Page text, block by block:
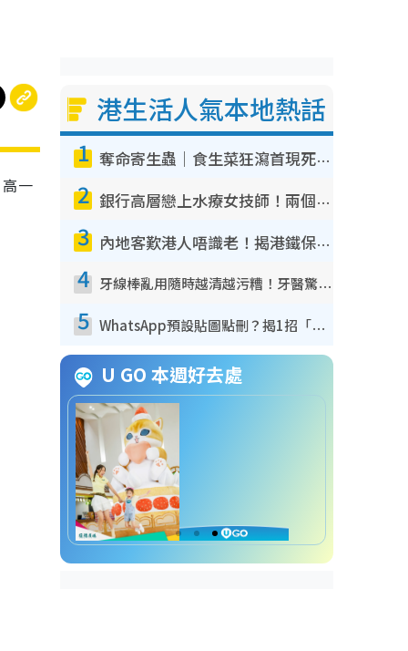
一
港生活人氣本地熱話
1 奪命寄生蟲｜食生菜狂瀉首現死者！疫潮惡化錄1.8萬宗病例 揭洗菜3大謬誤
2 銀行高層戀上水療女技師！兩個月借128萬驚覺「沉船」沉落火海 揭背後疑似邪教操控賣淫
3 內地客歎港人唔識老！揭港鐵保鮮級冷氣 港人求放過：咪投訴
4 牙線棒亂用隨時越清越污糟！牙醫驚揭盲目過戶細菌恐致蛀牙：呢種先係日常真保養
5 WhatsApp預設貼圖點刪？揭1招「反向操作」還原簡潔介面 附3步實測教學
U GO 本週好去處